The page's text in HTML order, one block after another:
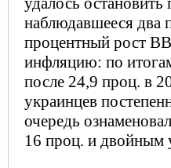
наблюдавшееся два
процентный рост
инфляцию: по
после 24,9 проц. в
украинцев
очередь
16 проц. и двойным